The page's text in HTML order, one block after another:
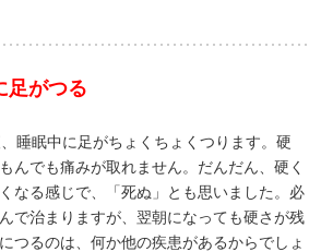
足がつる
睡眠中に足がちょくちょくつります。硬
んでも痛みが取れません。だんだん、硬く
なる感じで、「死ぬ」とも思いました。必
で治まりますが、翌朝になっても硬さが残
つるのは、何か他の疾患があるからでしょ